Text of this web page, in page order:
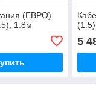
(ЕВРО)
1.8м
5